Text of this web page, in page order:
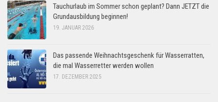
Tauchurlaub im Sommer schon geplant? Dann JETZT die
Grundausbildung beginnen!
19. JANUAR 2026
Das passende Weihnachtsgeschenk für Wasserratten,
die mal Wasserretter werden wollen
17. DEZEMBER 2025